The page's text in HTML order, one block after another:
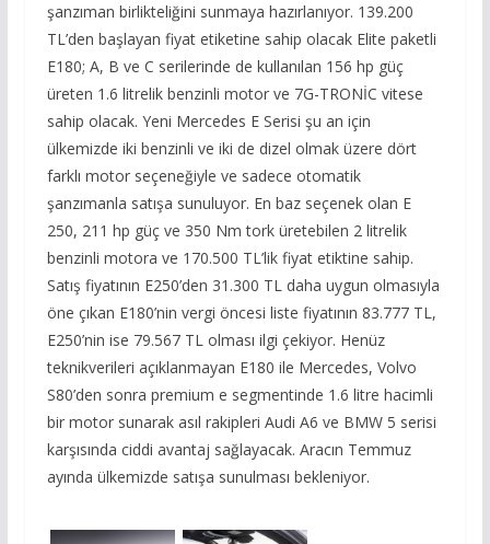
şanzıman birlikteliğini sunmaya hazırlanıyor. 139.200
TL’den başlayan fiyat etiketine sahip olacak Elite paketli
E180; A, B ve C serilerinde de kullanılan 156 hp güç
üreten 1.6 litrelik benzinli motor ve 7G-TRONİC vitese
sahip olacak. Yeni Mercedes E Serisi şu an için
ülkemizde iki benzinli ve iki de dizel olmak üzere dört
farklı motor seçeneğiyle ve sadece otomatik
şanzımanla satışa sunuluyor. En baz seçenek olan E
250, 211 hp güç ve 350 Nm tork üretebilen 2 litrelik
benzinli motora ve 170.500 TL’lik fiyat etiktine sahip.
Satış fiyatının E250’den 31.300 TL daha uygun olmasıyla
öne çıkan E180’nin vergi öncesi liste fiyatının 83.777 TL,
E250’nin ise 79.567 TL olması ilgi çekiyor. Henüz
teknikverileri açıklanmayan E180 ile Mercedes, Volvo
S80’den sonra premium e segmentinde 1.6 litre hacimli
bir motor sunarak asıl rakipleri Audi A6 ve BMW 5 serisi
karşısında ciddi avantaj sağlayacak. Aracın Temmuz
ayında ülkemizde satışa sunulması bekleniyor.